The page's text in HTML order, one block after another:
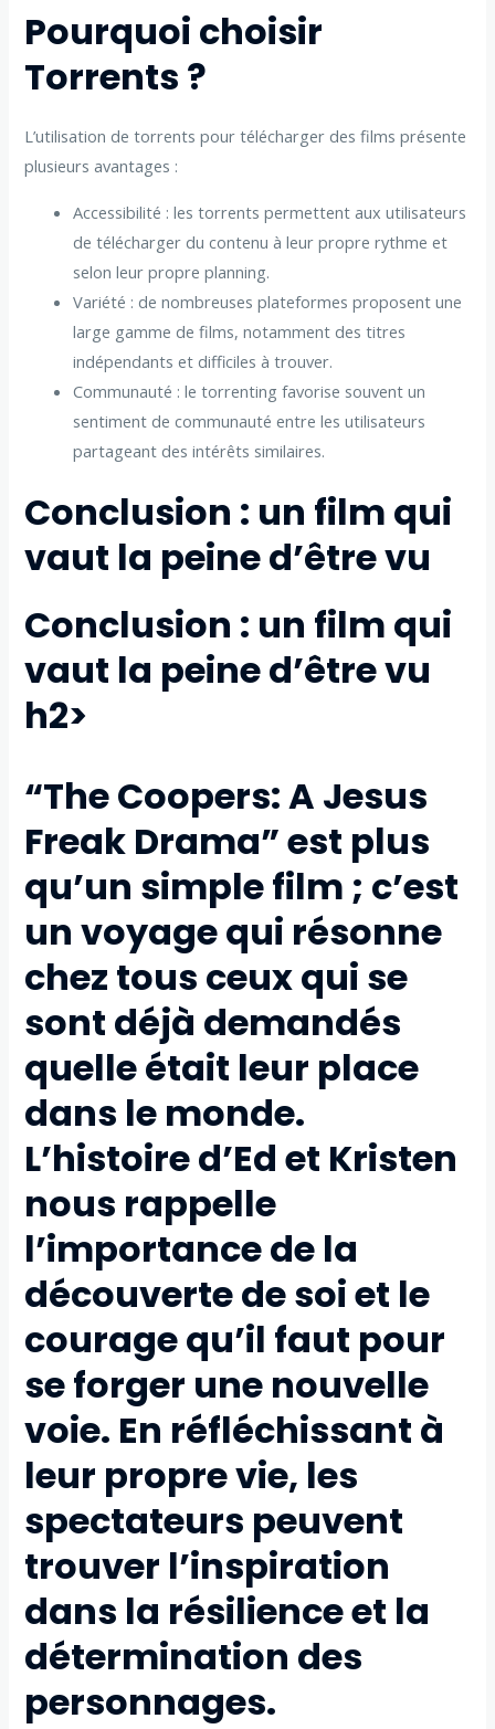
Pourquoi choisir
Torrents ?
L’utilisation de torrents pour télécharger des films présente
plusieurs avantages :
Accessibilité : les torrents permettent aux utilisateurs
de télécharger du contenu à leur propre rythme et
selon leur propre planning.
Variété : de nombreuses plateformes proposent une
large gamme de films, notamment des titres
indépendants et difficiles à trouver.
Communauté : le torrenting favorise souvent un
sentiment de communauté entre les utilisateurs
partageant des intérêts similaires.
Conclusion : un film qui
vaut la peine d’être vu
Conclusion : un film qui
vaut la peine d’être vu
h2>
“The Coopers: A Jesus
Freak Drama” est plus
qu’un simple film ; c’est
un voyage qui résonne
chez tous ceux qui se
sont déjà demandés
quelle était leur place
dans le monde.
L’histoire d’Ed et Kristen
nous rappelle
l’importance de la
découverte de soi et le
courage qu’il faut pour
se forger une nouvelle
voie. En réfléchissant à
leur propre vie, les
spectateurs peuvent
trouver l’inspiration
dans la résilience et la
détermination des
personnages.